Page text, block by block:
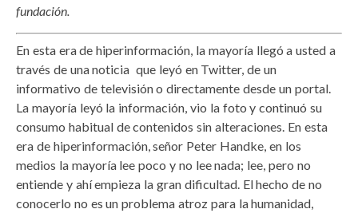
fundación.
En esta era de hiperinformación, la mayoría llegó a usted a
través de una noticia que leyó en Twitter, de un
informativo de televisión o directamente desde un portal.
La mayoría leyó la información, vio la foto y continuó su
consumo habitual de contenidos sin alteraciones. En esta
era de hiperinformación, señor Peter Handke, en los
medios la mayoría lee poco y no lee nada; lee, pero no
entiende y ahí empieza la gran dificultad. El hecho de no
conocerlo no es un problema atroz para la humanidad,